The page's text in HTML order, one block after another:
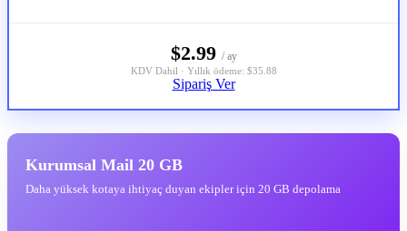
$2.99 / ay
KDV Dahil · Yıllık ödeme: $35.88
Sipariş Ver
Kurumsal Mail 20 GB
Daha yüksek kotaya ihtiyaç duyan ekipler için 20 GB depolama